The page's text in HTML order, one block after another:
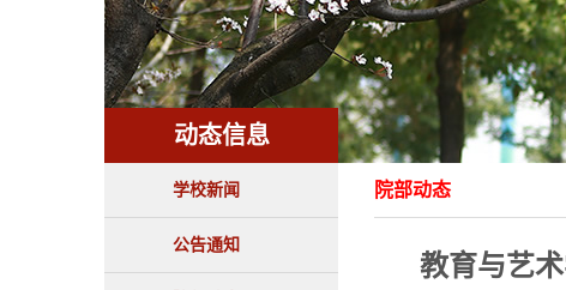
动态信息
学校新闻
公告通知
院部动态
教育与艺